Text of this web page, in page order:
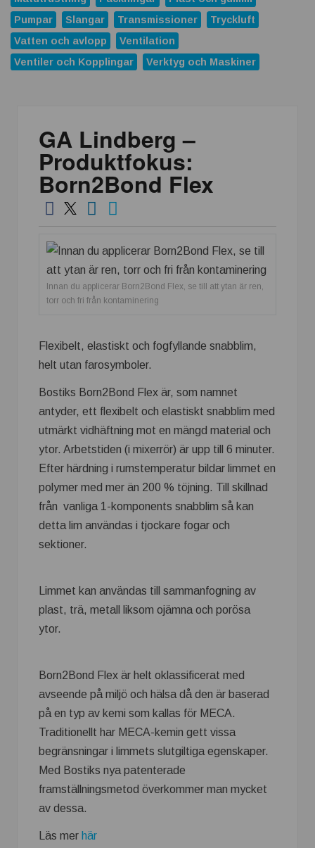
ABB förvärvar Advantics och stärker erbjudandet inom
likströmsteknik
Replace Physical Fixtures and Enhance Measuring
Processes
Atlas Copco Group tilldelas prestigefyllt pris för industriellt
monteringsverktyg
Nya 12-portars APL-Switchar i kompakt utförande
Nexans och Hydro tecknar långsiktigt avtal
Casino och spelmarknaden som växte när industrin blev
APEM och Alps Alpine Europe fördjupar samarbetet för att
leverera nästa generations industriella HMI-lösningar
Pumpar
Slangar Transmissioner
Tryckluft
Vatten och avlopp
Ventilation
Ventiler och Kopplingar
Verktyg och Maskiner
GA Lindberg –
Produktfokus:
Born2Bond Flex
Innan du applicerar Born2Bond Flex, se till att ytan är ren,
torr och fri från kontaminering
Flexibelt, elastiskt och fogfyllande snabblim,
helt utan farosymboler.
Bostiks Born2Bond Flex är, som namnet
antyder, ett flexibelt och elastiskt snabblim med
utmärkt vidhäftning mot en mängd material och
ytor. Arbetstiden (i mixerrör) är upp till 6 minuter.
Efter härdning i rumstemperatur bildar limmet en
polymer med mer än 200 % töjning. Till skillnad
från vanliga 1-komponents snabblim så kan
detta lim användas i tjockare fogar och
sektioner.
Limmet kan användas till sammanfogning av
plast, trä, metall liksom ojämna och porösa
ytor.
Born2Bond Flex är helt oklassificerat med
avseende på miljö och hälsa då den är baserad
på en typ av kemi som kallas för MECA.
Traditionellt har MECA-kemin gett vissa
begränsningar i limmets slutgiltiga egenskaper.
Med Bostiks nya patenterade
framställningsmetod överkommer man mycket
av dessa.
Läs mer här